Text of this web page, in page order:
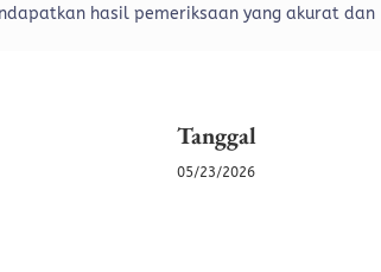
hasil pemeriksaan yang akurat dan
Tanggal
05/23/2026